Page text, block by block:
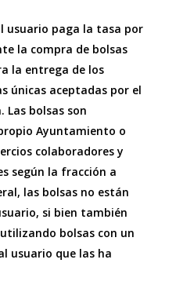
usuario paga la tasa por
la compra de bolsas
la entrega de los
únicas aceptadas por el
Las bolsas son
Ayuntamiento o
colaboradores y
según la fracción a
las bolsas no están
si bien también
bolsas con un
usuario que las ha